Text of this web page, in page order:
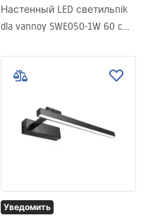
Настенный LED светильnik
dla vannoy SWE050-1W 60 cm
Уведомить